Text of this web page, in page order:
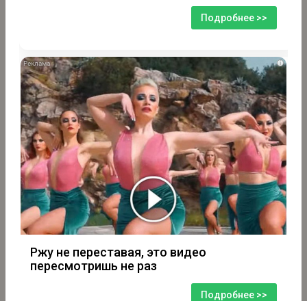
Подробнее >>
i
Ржу не переставая, это видео
пересмотришь не раз
Подробнее >>